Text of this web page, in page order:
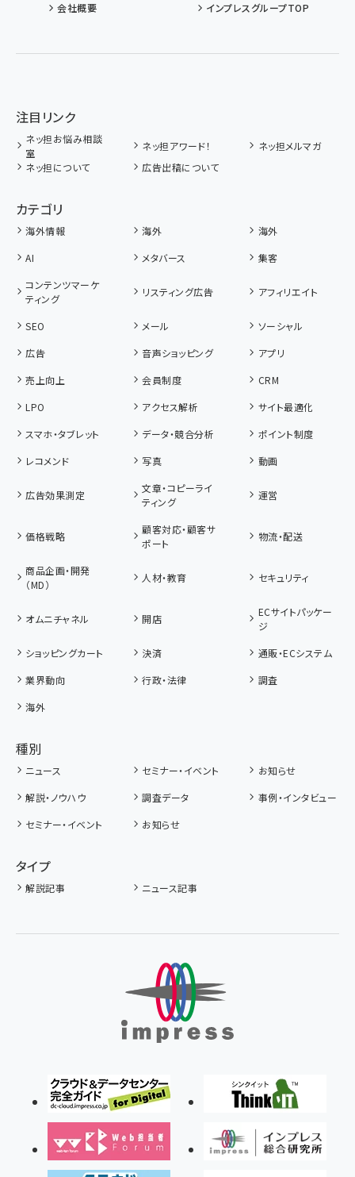
会社概要
インプレスグループTOP
注目リンク
ネッ担お悩み相談
室
ネッ担アワード！
ネッ担メルマガ
ネッ担について
広告出稿について
カテゴリ
海外情報 海外
海外
AI
メタバース
集客
コンテンツマーケ
ティング
リスティング広告 アフィリエイト
SEO メール
ソーシャル
広告
音声ショッピング
アプリ
売上向上
会員制度
CRM
LPO
アクセス解析
サイト最適化
スマホ・タブレット
データ・競合分析
ポイント制度
レコメンド
写真 動画
広告効果測定
文章・コピーライ
ティング
運営
価格戦略
顧客対応・顧客サ
ポート
物流・配送
商品企画・開発
（MD）
人材・教育 セキュリティ
オムニチャネル 開店
ECサイトパッケー
ジ
ショッピングカート
決済
通販・ECシステム
業界動向
行政・法律
調査
海外
種別
ニュース セミナー・イベント
お知らせ
解説・ノウハウ
調査データ
事例・インタビュー
セミナー・イベント
お知らせ
タイプ
解説記事 ニュース記事